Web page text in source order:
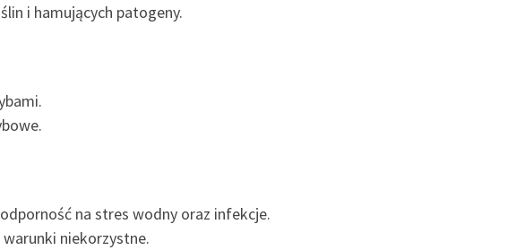
i hamujących patogeny.
na stres wodny oraz infekcje.
niekorzystne.